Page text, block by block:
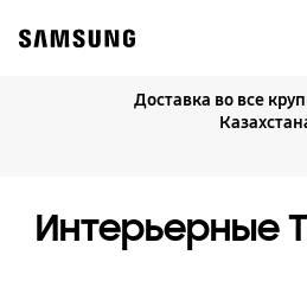
content
Доставка во все
Интерьерные